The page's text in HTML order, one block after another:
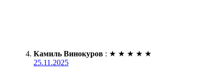
Камиль Винокуров : ★ ★ ★ ★ ★
25.11.2025